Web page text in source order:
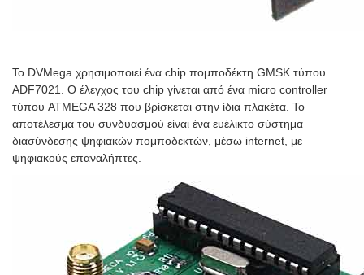
Το DVMega χρησιμοποιεί ένα chip πομποδέκτη GMSK τύπου
ADF7021. Ο έλεγχος του chip γίνεται από ένα micro controller
τύπου ATMEGA 328 που βρίσκεται στην ίδια πλακέτα. Το
αποτέλεσμα του συνδυασμού είναι ένα ευέλικτο σύστημα
διασύνδεσης ψηφιακών πομποδεκτών, μέσω internet, με
ψηφιακούς επαναλήπτες.